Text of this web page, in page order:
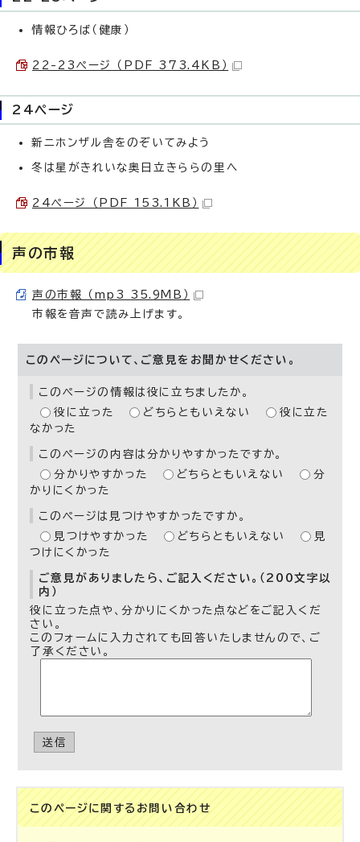
情報ひろば（健康）
22-23ページ （PDF 373.4KB）
24ページ
新ニホンザル舎をのぞいてみよう
冬は星がきれいな奥日立きららの里へ
24ページ （PDF 153.1KB）
声の市報
声の市報 （mp3 35.9MB）
市報を音声で読み上げます。
このページについて、ご意見をお聞かせください。
このページの情報は役に立ちましたか。
役に立った
どちらともいえない
役に立た
なかった
このページの内容は分かりやすかったですか。
分かりやすかった
どちらともいえない
分
かりにくかった
このページは見つけやすかったですか。
見つけやすかった
どちらともいえない
見
つけにくかった
ご意見がありましたら、ご記入ください。（200文字以
内）
役に立った点や、分かりにくかった点などをご記入くだ
さい。
このフォームに入力されても回答いたしませんので、ご
了承ください。
送信
このページに関する お問い合わせ